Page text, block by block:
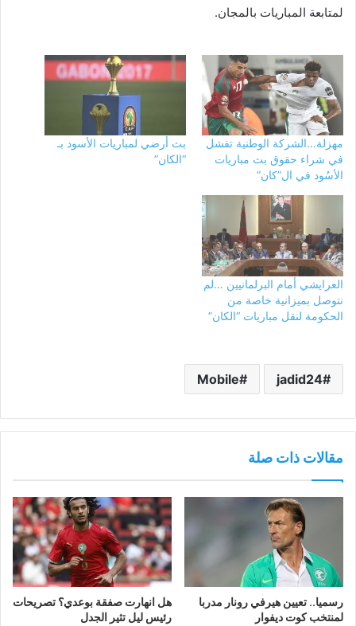
لمتابعة المباريات بالمجان.
مهزلة…الشركة الوطنية تفشل
في شراء حقوق بث مباريات
الأسُود في ال”كان”
بث أرضي لمباريات الأسود بـ
“الكان”
العرايشي أمام البرلمانيين …لم
نتوصل بميزانية خاصة من
الحكومة لنقل مباريات “الكان”
jadid24
Mobile
مقالات ذات صلة
رسميا.. تعيين هيرفي رونار مدربا
لمنتخب كوت ديفوار
هل انهارت صفقة بوعدي؟ تصريحات
رئيس ليل تثير الجدل